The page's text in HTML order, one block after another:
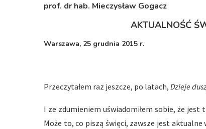
prof. dr hab. Mieczysław Gogacz
AKTUALNOŚĆ
Warszawa, 25 grudnia 2015 r.
Przeczytałem raz jeszcze, po latach, Dzieje
I ze zdumieniem uświadomiłem sobie, że jest
Może to, co piszą święci, zawsze jest